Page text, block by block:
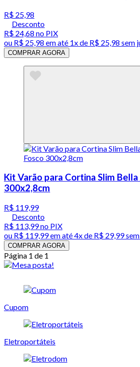
R$ 25,98
Desconto
R$ 24,68 no PIX
ou R$ 25,98 em até 1x de R$ 25,98 sem
COMPRAR AGORA
Kit Varão para Cortina Slim
300x2,8cm
R$ 119,99
Desconto
R$ 113,99no PIX
ou R$ 119,99em até4x de R$ 29,99
COMPRAR AGORA
Página 1 de 1
Cupom
Eletroportáteis